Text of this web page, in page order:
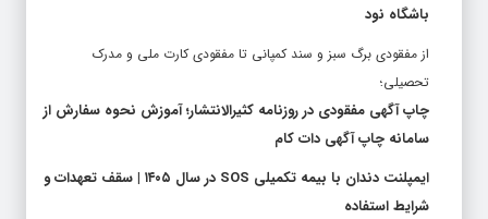
باشگاه نود
از مفقودی برگ سبز و سند کمپانی تا مفقودی کارت ملی و مدرک
تحصیلی؛
چاپ آگهی مفقودی در روزنامه کثیرالانتشار؛ آموزش نحوه سفارش از
سامانه چاپ آگهی دات کام
ایمپلنت دندان با بیمه تکمیلی SOS در سال ۱۴۰۵ | سقف تعهدات و
شرایط استفاده